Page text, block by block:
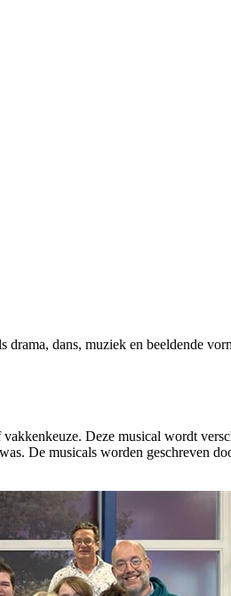
dans, muziek en beeldende
Deze musical wordt
De musicals worden geschreven